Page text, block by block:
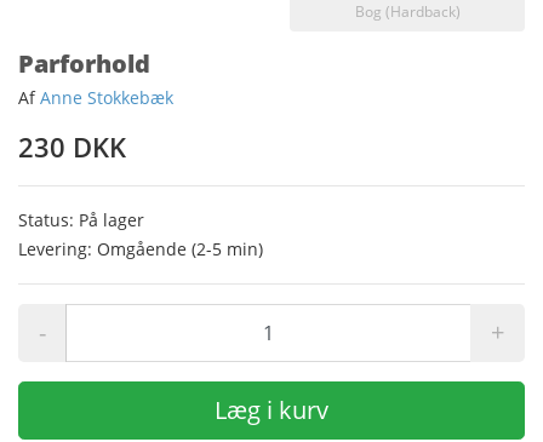
Bog (Hardback)
Parforhold
AfAnne Stokkebæk
230 DKK
Status: På lager
Levering: Omgående (2-5 min)
- +
Læg i kurv